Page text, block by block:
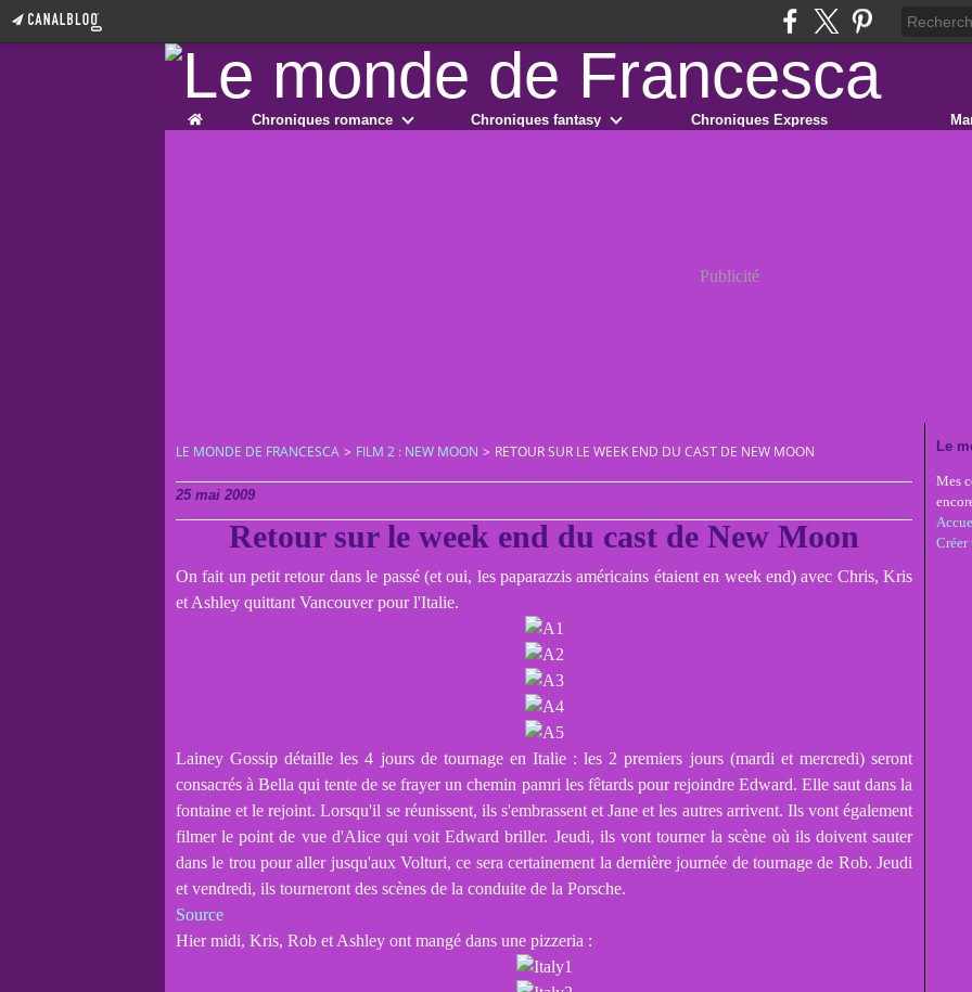
Home Chroniques romance Chroniques fantasy Chroniques Express
Publicité
LE MONDE DE FRANCESCA > FILM 2 : NEW MOON > RETOUR SUR LE WEEK END DU CAST DE NEW MOON
25 mai 2009
Retour sur le week end du cast de New Moon
On fait un petit retour dans le passé (et oui, les paparazzis américains étaient en week end) avec Chris, Kris
et Ashley quittant Vancouver pour l'Italie.
Lainey Gossip détaille les 4 jours de tournage en Italie : les 2 premiers jours (mardi et mercredi) seront
consacrés à Bella qui tente de se frayer un chemin pamri les fêtards pour rejoindre Edward. Elle saut dans la
fontaine et le rejoint. Lorsqu'il se réunissent, ils s'embrassent et Jane et les autres arrivent. Ils vont également
filmer le point de vue d'Alice qui voit Edward briller. Jeudi, ils vont tourner la scène où ils doivent sauter
dans le trou pour aller jusqu'aux Volturi, ce sera certainement la dernière journée de tournage de Rob. Jeudi
et vendredi, ils tourneront des scènes de la conduite de la Porsche.
Source
Hier midi, Kris, Rob et Ashley ont mangé dans une pizzeria :
Le
Mes